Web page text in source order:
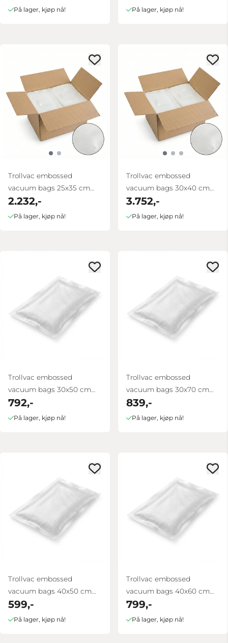
På lager, kjøp nå! På lager, kjøp nå!
Trollvac embossed
vacuum bags 25x35 cm
box 1000 pcs
2.232,-
På lager, kjøp nå!
Trollvac embossed
vacuum bags 30x40 cm
box 1000 pcs
3.752,-
På lager, kjøp nå!
Trollvac embossed
vacuum bags 30x50 cm
100 pcs
792,-
På lager, kjøp nå!
Trollvac embossed
vacuum bags 30x70 cm
100 pcs
839,-
På lager, kjøp nå!
Trollvac embossed
vacuum bags 40x50 cm
100 pcs
599,-
På lager, kjøp nå!
Trollvac embossed
vacuum bags 40x60 cm
100 pcs
799,-
På lager, kjøp nå!